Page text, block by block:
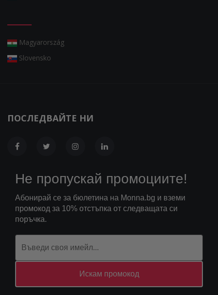
Magyarország
Slovensko
ПОСЛЕДВАЙТЕ НИ
Не пропускай промоциите!
Абонирай се за бюлетина на Monna.bg и вземи
промокод за 10% отстъпка от следващата си
поръчка.
Искам промокод